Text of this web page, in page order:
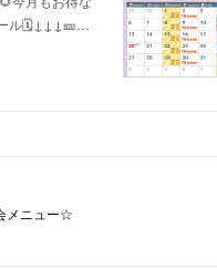
ール🗓️↓↓↓🎫…
メニュー☆